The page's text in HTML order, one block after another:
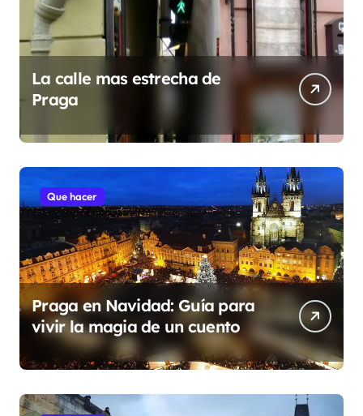
La calle mas estrecha de
Praga
Que hacer
Praga en Navidad: Guía para
vivir la magia de un cuento